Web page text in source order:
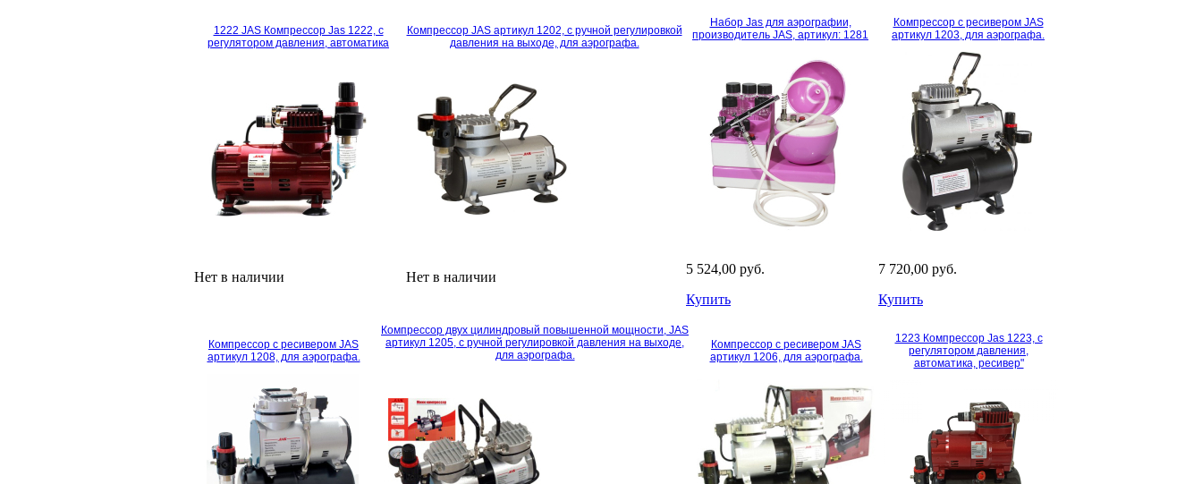
1222 JAS Компрессор Jas 1222, с
регулятором давления, автоматика
Нет в наличии
Компрессор JAS артикул 1202, с ручной регулировкой
давления на выходе, для аэрографа.
Нет в наличии
Набор Jas для аэрографии,
производитель JAS, артикул: 1281
5 524,00 руб.
Купить
Компрессор с ресивером JAS
артикул 1203, для аэрографа.
7 720,00 руб.
Купить
Компрессор с ресивером JAS
артикул 1208, для аэрографа.
Компрессор двух цилиндровый повышенной мощности, JAS
артикул 1205, с ручной регулировкой давления на выходе,
для аэрографа.
Компрессор с ресивером JAS
артикул 1206, для аэрографа.
1223 Компрессор Jas 1223, с
регулятором давления,
автоматика, ресивер"